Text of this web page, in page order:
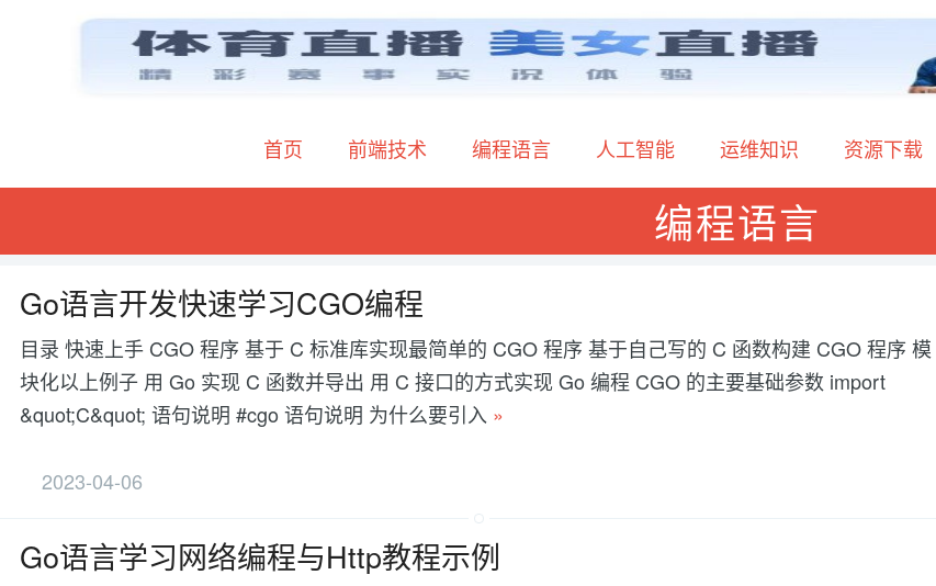
首页 前端技术 编程语言 人工智能 运维知识 资源下载
编程语言
Go语言开发快速学习CGO编程
目录 快速上手 CGO 程序 基于 C 标准库实现最简单的 CGO 程序 基于自己写的 C 函数构建 CGO 程序 模
块化以上例子 用 Go 实现 C 函数并导出 用 C 接口的方式实现 Go 编程 CGO 的主要基础参数 import
&quot;C&quot; 语句说明 #cgo 语句说明 为什么要引入 »
2023-04-06
Go语言学习网络编程与Http教程示例